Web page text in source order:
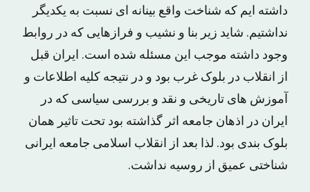
داشته ایم که شناخت واقع بینانه ای نسبت به یکدیگر
نداشتیم. شاید زیر بنا و نشیب و فرازهایی که در روابط
وجود داشته موجب این مسئله شده است. ایران قبل
از انقلاب در بلوک غرب بود و در نتیجه کلیه اطلاعات و
آموزش های تاریخی و نقد و بررسی سیاسی که در
ایران در اذهان جامعه اثر گذاشته بود تحت تاثیر همان
بلوک بندی بود. لذا بعد از انقلاب اسلامی جامعه ایرانی
شناختی عمیق از روسیه نداشت.